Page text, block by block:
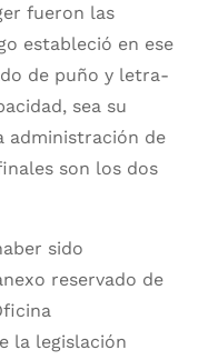
fueron las
estableció en ese
de puño y letra-
sea su
administración de
son los dos
sido
reservado de
la legislación